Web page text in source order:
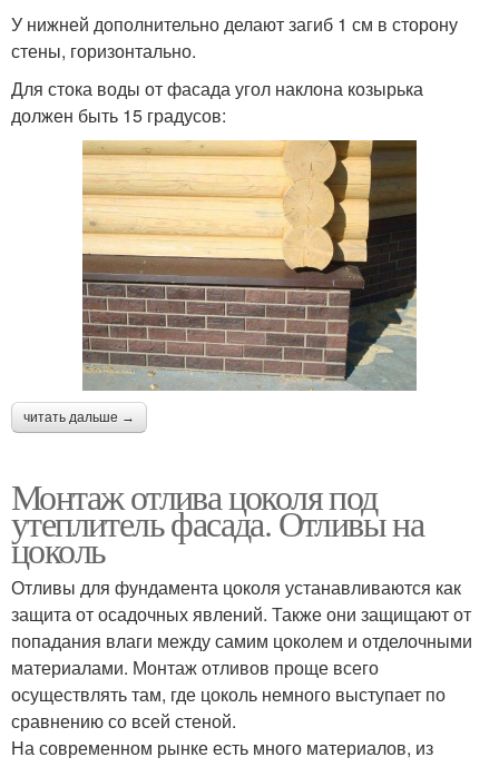
У нижней дополнительно делают загиб 1 см в сторону
стены, горизонтально.
Для стока воды от фасада угол наклона козырька
должен быть 15 градусов:
читать дальше →
Монтаж отлива цоколя под
утеплитель фасада. Отливы на
цоколь
Отливы для фундамента цоколя устанавливаются как
защита от осадочных явлений. Также они защищают от
попадания влаги между самим цоколем и отделочными
материалами. Монтаж отливов проще всего
осуществлять там, где цоколь немного выступает по
сравнению со всей стеной.
На современном рынке есть много материалов, из